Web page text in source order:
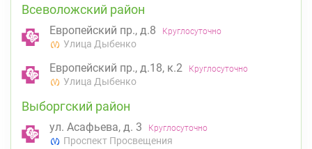
Всеволожский район
Европейский пр., д.8 Круглосуточно
Улица Дыбенко
Европейский пр., д.18, к.2 Круглосуточно
Улица Дыбенко
Выборгский район
ул. Асафьева, д. 3 Круглосуточно
Проспект Просвещения